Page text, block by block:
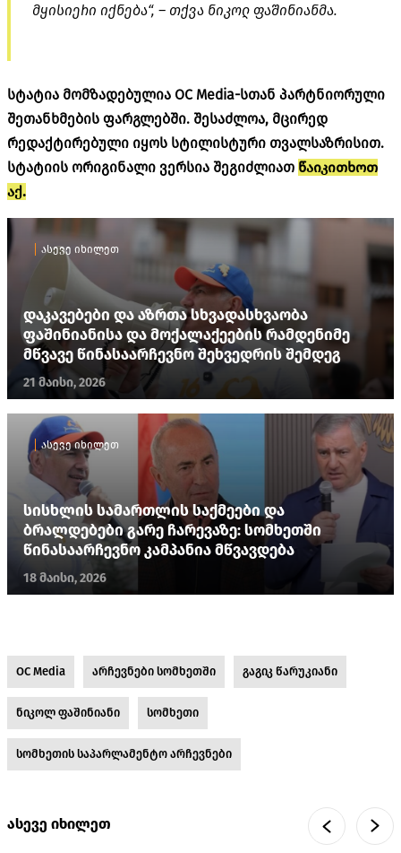
მყისიერი იქნება“, – თქვა ნიკოლ ფაშინიანმა.
სტატია მომზადებულია OC Media-სთან პარტნიორული
შეთანხმების ფარგლებში. შესაძლოა, მცირედ
რედაქტირებული იყოს სტილისტური თვალსაზრისით.
სტატიის ორიგინალი ვერსია შეგიძლიათ წაიკითხოთ
აქ.
ასევე იხილეთ
დაკავებები და აზრთა სხვადასხვაობა
ფაშინიანისა და მოქალაქეების რამდენიმე
მწვავე წინასაარჩევნო შეხვედრის შემდეგ
21 მაისი, 2026
ასევე იხილეთ
სისხლის სამართლის საქმეები და
ბრალდებები გარე ჩარევაზე: სომხეთში
წინასაარჩევნო კამპანია მწვავდება
18 მაისი, 2026
OC Media არჩევნები სომხეთში გაგიკ წარუკიანი
ნიკოლ ფაშინიანი სომხეთი
სომხეთის საპარლამენტო არჩევნები
ასევე იხილეთ